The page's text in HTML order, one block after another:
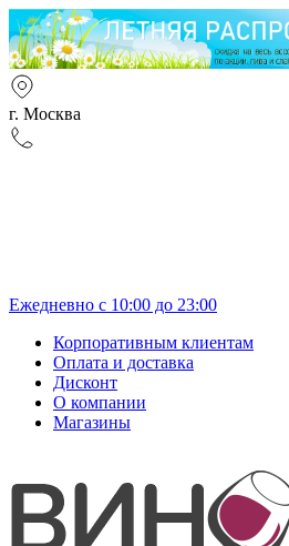
г. Москва
Ежедневно с 10:00 до 23:00
Корпоративным клиентам
Оплата и доставка
Дисконт
О компании
Магазины